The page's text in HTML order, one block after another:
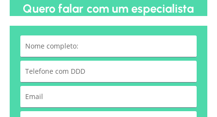
Quero falar com um especialista